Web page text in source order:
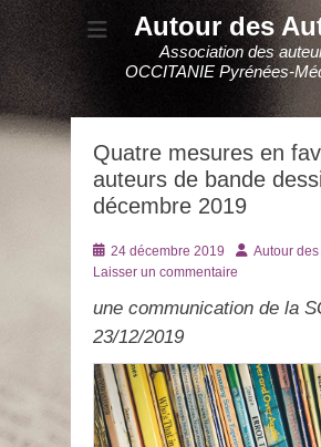
Autour des
Association des
OCCITANIE Pyrénées-
Quatre mesures en
auteurs de bande
décembre 2019
Posté
le
24 décembre 2019 AuteurAutour
Laisser un commentaire
une communication de la
23/12/2019